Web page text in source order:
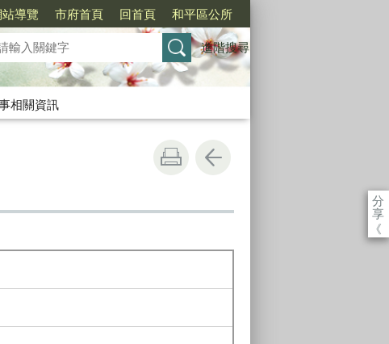
導覽 市府首頁 回首頁 和平區公所
進階搜尋
相關資訊
分
享
《